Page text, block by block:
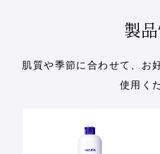
製
肌質や季節に合わせて、お
使用く